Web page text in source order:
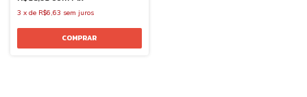
3 x de R$6,63 sem juros